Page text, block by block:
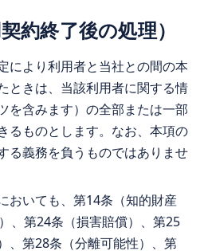
約終了後の処理）
により利用者と当社との間の本
ときは、当該利用者に関する情
を含みます）の全部または一部
るものとします。なお、本項の
る義務を負うものではありませ
おいても、第14条（知的財産
、第24条（損害賠償）、第25
、第28条（分離可能性）、第